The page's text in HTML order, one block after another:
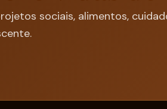
sociais, alimentos,